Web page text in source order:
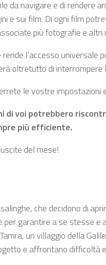
da navigare e di rendere
e sui film. Di ogni film
più fotografie e
l’accesso
oltretutto di
le vostre impostazioni
di voi potrebbero
più efficiente.
del mese!
che decidono di
garantire a se stesse
un villaggio della
e affrontano difficoltà